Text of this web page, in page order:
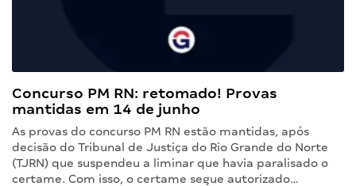
Concurso PM RN: retomado! Provas
mantidas em 14 de junho
As provas do concurso PM RN estão mantidas, após
decisão do Tribunal de Justiça do Rio Grande do Norte
(TJRN) que suspendeu a liminar que havia paralisado o
certame. Com isso, o certame segue autorizado…